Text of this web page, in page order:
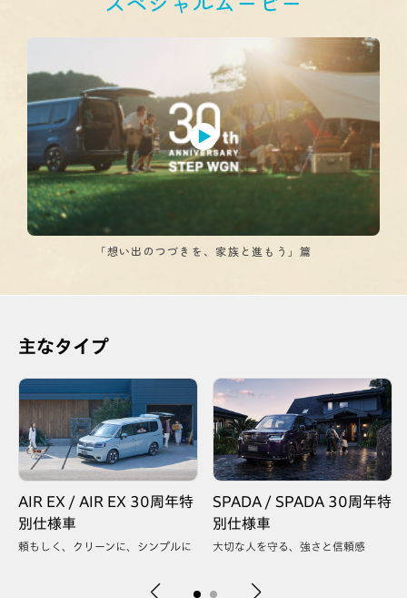
「想い出のつづきを、家族と進もう」篇
主なタイプ
AIR EX / AIR EX 30周年特
別仕様車
頼もしく、クリーンに、シンプルに
SPADA / SPADA 30周年特
別仕様車
大切な人を守る、強さと信頼感